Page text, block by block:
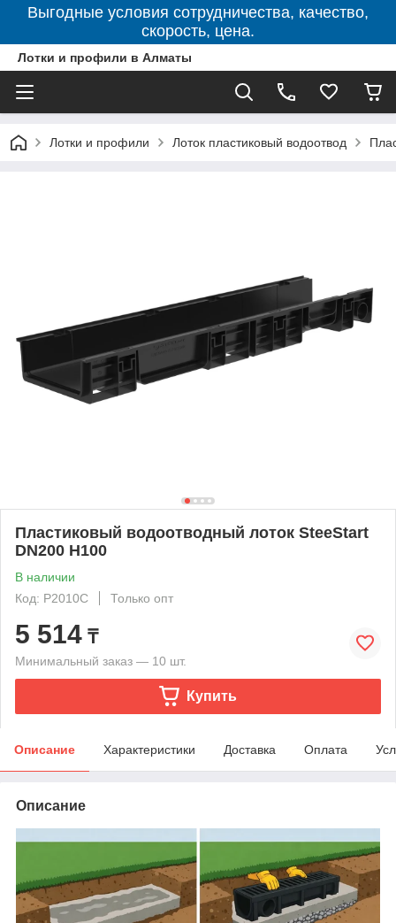
Выгодные условия сотрудничества, качество,
скорость, цена.
Лотки и профили в Алматы
Лотки и профили Лоток пластиковый водоотвод
Пластиковый водоотводный лоток SteeStart
DN200 H100
В наличии
Код: P2010С
Только опт
5 514 ₸
Минимальный заказ — 10 шт.
Купить
Описание Характеристики Доставка Оплата
Описание